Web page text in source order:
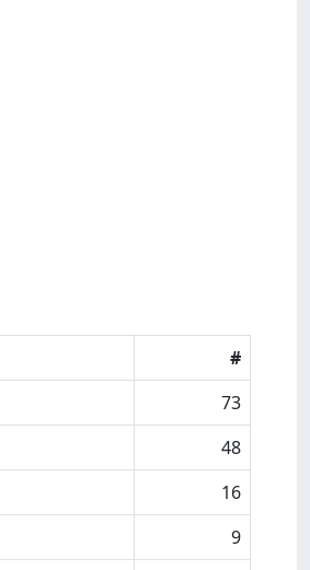
#
73
48
16
9